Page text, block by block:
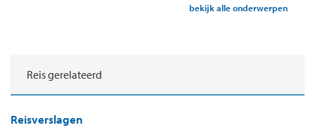
bekijk alle onderwerpen
Reis gerelateerd
Reisverslagen